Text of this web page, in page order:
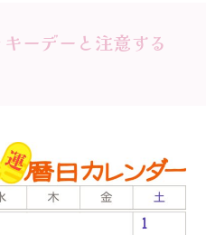
ーデーと注意する